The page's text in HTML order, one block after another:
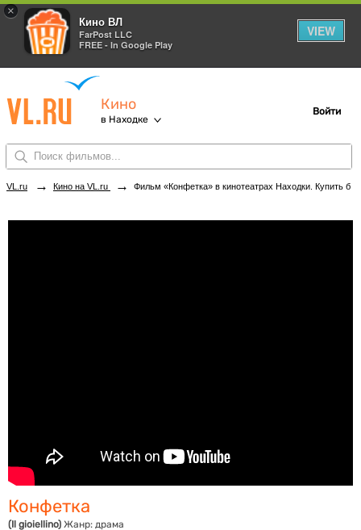
×
Кино ВЛ
FarPost LLC
FREE - In Google Play
VIEW
Кино
в Находке
Войти
VL.ru → Кино на VL.ru → Фильм «Конфетка» в кинотеатрах Находки. Купить билеты!
Конфетка
(Il gioiellino) Жанр: драма